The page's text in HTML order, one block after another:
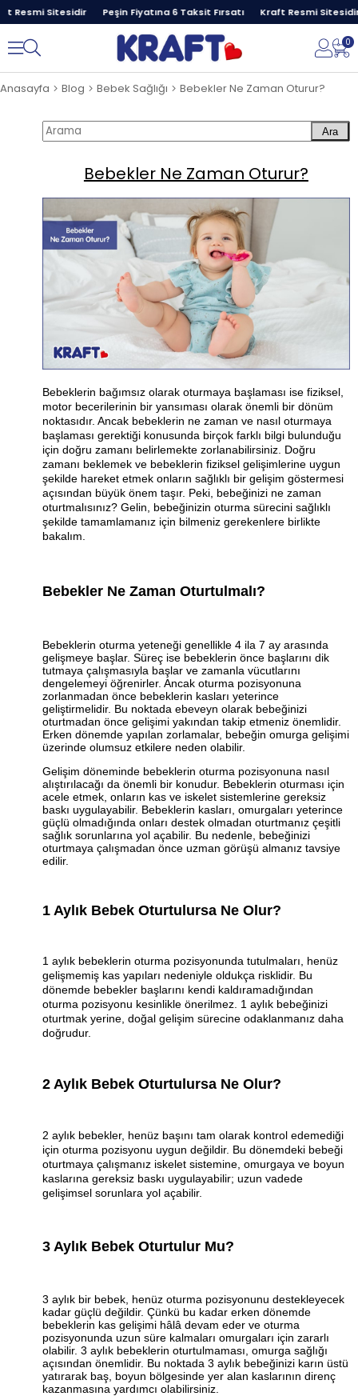
Resmi Sitesidir Peşin Fiyatına 6 Taksit Fırsatı Kraft Resmi Sitesidir
0
Anasayfa Blog Bebek Sağlığı Bebekler Ne Zaman Oturur?
Ara
Bebekler Ne Zaman Oturur?
Bebeklerin bağımsız olarak oturmaya başlaması ise fiziksel,
motor becerilerinin bir yansıması olarak önemli bir dönüm
noktasıdır. Ancak bebeklerin ne zaman ve nasıl oturmaya
başlaması gerektiği konusunda birçok farklı bilgi bulunduğu
için doğru zamanı belirlemekte zorlanabilirsiniz. Doğru
zamanı beklemek ve bebeklerin fiziksel gelişimlerine uygun
şekilde hareket etmek onların sağlıklı bir gelişim göstermesi
açısından büyük önem taşır. Peki, bebeğinizi ne zaman
oturtmalısınız? Gelin, bebeğinizin oturma sürecini sağlıklı
şekilde tamamlamanız için bilmeniz gerekenlere birlikte
bakalım.
Bebekler Ne Zaman Oturtulmalı?
Bebeklerin oturma yeteneği genellikle 4 ila 7 ay arasında
gelişmeye başlar. Süreç ise bebeklerin önce başlarını dik
tutmaya çalışmasıyla başlar ve zamanla vücutlarını
dengelemeyi öğrenirler. Ancak oturma pozisyonuna
zorlanmadan önce bebeklerin kasları yeterince
geliştirmelidir. Bu noktada ebeveyn olarak bebeğinizi
oturtmadan önce gelişimi yakından takip etmeniz önemlidir.
Erken dönemde yapılan zorlamalar, bebeğin omurga gelişimi
üzerinde olumsuz etkilere neden olabilir.
Gelişim döneminde bebeklerin oturma pozisyonuna nasıl
alıştırılacağı da önemli bir konudur. Bebeklerin oturması için
acele etmek, onların kas ve iskelet sistemlerine gereksiz
baskı uygulayabilir. Bebeklerin kasları, omurgaları yeterince
güçlü olmadığında onları destek olmadan oturtmanız çeşitli
sağlık sorunlarına yol açabilir. Bu nedenle, bebeğinizi
oturtmaya çalışmadan önce uzman görüşü almanız tavsiye
edilir.
1 Aylık Bebek Oturtulursa Ne Olur?
1 aylık bebeklerin oturma pozisyonunda tutulmaları, henüz
gelişmemiş kas yapıları nedeniyle oldukça risklidir. Bu
dönemde bebekler başlarını kendi kaldıramadığından
oturma pozisyonu kesinlikle önerilmez. 1 aylık bebeğinizi
oturtmak yerine, doğal gelişim sürecine odaklanmanız daha
doğrudur.
2 Aylık Bebek Oturtulursa Ne Olur?
2 aylık bebekler, henüz başını tam olarak kontrol edemediği
için oturma pozisyonu uygun değildir. Bu dönemdeki bebeği
oturtmaya çalışmanız iskelet sistemine, omurgaya ve boyun
kaslarına gereksiz baskı uygulayabilir; uzun vadede
gelişimsel sorunlara yol açabilir.
3 Aylık Bebek Oturtulur Mu?
3 aylık bir bebek, henüz oturma pozisyonunu destekleyecek
kadar güçlü değildir. Çünkü bu kadar erken dönemde
bebeklerin kas gelişimi hâlâ devam eder ve oturma
pozisyonunda uzun süre kalmaları omurgaları için zararlı
olabilir. 3 aylık bebeklerin oturtulmaması, omurga sağlığı
açısından önemlidir. Bu noktada 3 aylık bebeğinizi karın üstü
yatırarak baş, boyun bölgesinde yer alan kaslarının direnç
kazanmasına yardımcı olabilirsiniz.